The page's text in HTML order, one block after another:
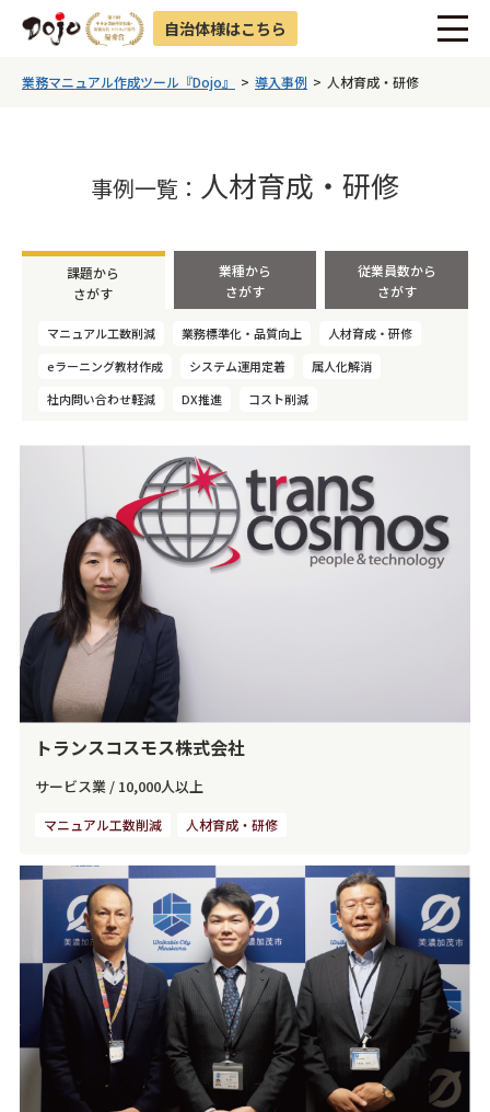
自治体様はこちら
業務マニュアル作成ツール『Dojo』 導入事例 人材育成・研修
事例一覧： 人材育成・研修
課題から
さがす
業種から
さがす
従業員数から
さがす
マニュアル工数削減 業務標準化・品質向上
人材育成・研修
eラーニング教材作成
システム運用定着
属人化解消
社内問い合わせ軽減
DX推進 コスト削減
トランスコスモス株式会社
サービス業 / 10,000人以上
マニュアル工数削減 人材育成・研修